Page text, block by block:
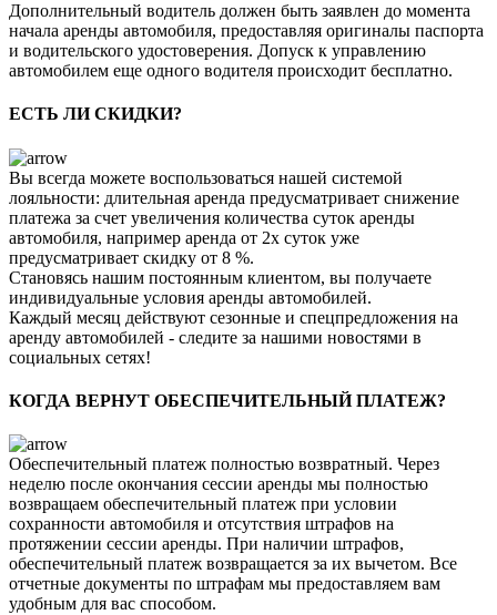
Дополнительный водитель должен быть заявлен до момента
начала аренды автомобиля, предоставляя оригиналы паспорта
и водительского удостоверения. Допуск к управлению
автомобилем еще одного водителя происходит бесплатно.
ЕСТЬ ЛИ СКИДКИ?
Вы всегда можете воспользоваться нашей системой
лояльности: длительная аренда предусматривает снижение
платежа за счет увеличения количества суток аренды
автомобиля, например аренда от 2х суток уже
предусматривает скидку от 8 %.
Становясь нашим постоянным клиентом, вы получаете
индивидуальные условия аренды автомобилей.
Каждый месяц действуют сезонные и спецпредложения на
аренду автомобилей - следите за нашими новостями в
социальных сетях!
КОГДА ВЕРНУТ ОБЕСПЕЧИТЕЛЬНЫЙ ПЛАТЕЖ?
Обеспечительный платеж полностью возвратный. Через
неделю после окончания сессии аренды мы полностью
возвращаем обеспечительный платеж при условии
сохранности автомобиля и отсутствия штрафов на
протяжении сессии аренды. При наличии штрафов,
обеспечительный платеж возвращается за их вычетом. Все
отчетные документы по штрафам мы предоставляем вам
удобным для вас способом.